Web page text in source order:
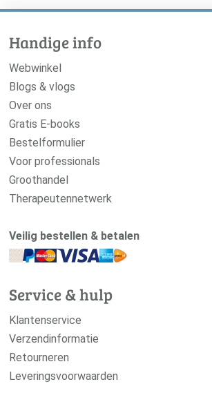
Handige info
Webwinkel
Blogs & vlogs
Over ons
Gratis E-books
Bestelformulier
Voor professionals
Groothandel
Therapeutennetwerk
Veilig bestellen & betalen
Service & hulp
Klantenservice
Verzendinformatie
Retourneren
Leveringsvoorwaarden